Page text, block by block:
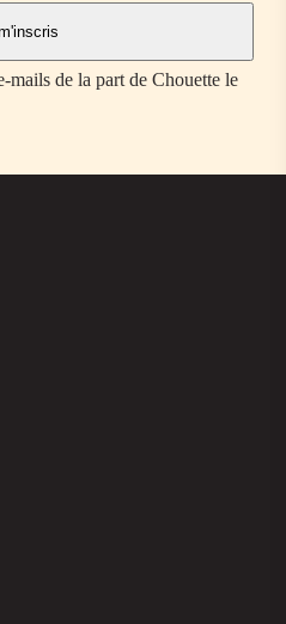
mails de la part de Chouette le